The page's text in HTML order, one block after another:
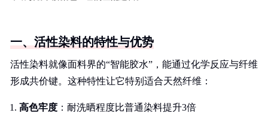
一、活性染料的特性与优势
活性染料就像面料界的“智能胶水”，能通过化学反应与纤维
形成共价键。这种特性让它特别适合天然纤维：
高色牢度 ：耐洗晒程度比普通染料提升3倍